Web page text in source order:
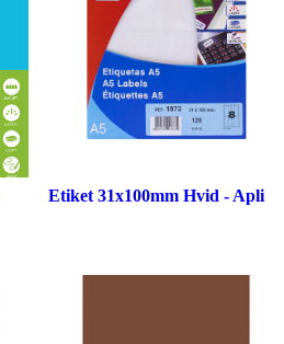
Etiket 31x100mm Hvid - Apli